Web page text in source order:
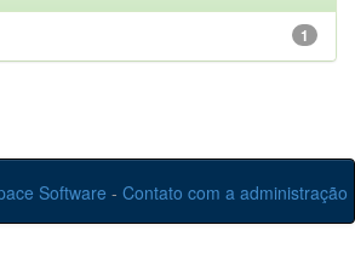
1
Software - Contato com a administração